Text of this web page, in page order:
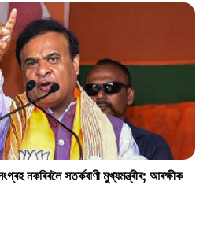
নকৰিবলৈ সতৰ্কবাণী মুখ্যমন্ত্ৰীৰ; আৰক্ষীক